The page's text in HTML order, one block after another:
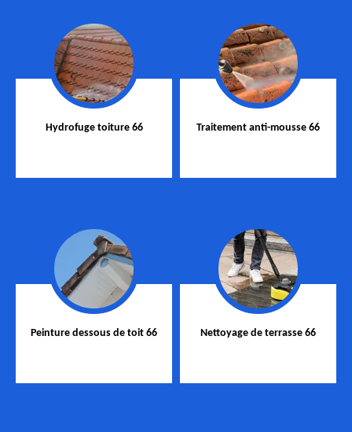
Hydrofuge toiture 66 Traitement anti-mousse 66
Peinture dessous de toit 66 Nettoyage de terrasse 66